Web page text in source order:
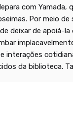
com Yamada,
Por meio de
deixar de apoiá-
interações
da biblioteca.